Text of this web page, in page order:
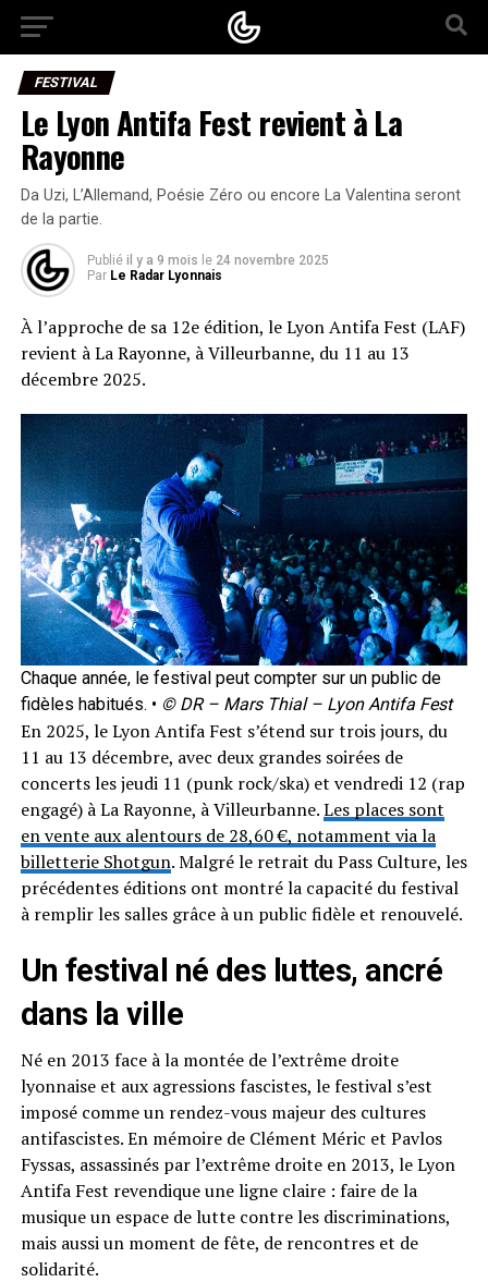
FESTIVAL
Le Lyon Antifa Fest revient à La
Rayonne
Da Uzi, L’Allemand, Poésie Zéro ou encore La Valentina seront
de la partie.
Publié il y a 9 mois le 24 novembre 2025
Par Le Radar Lyonnais
À l’approche de sa 12e édition, le Lyon Antifa Fest (LAF)
revient à La Rayonne, à Villeurbanne, du 11 au 13
décembre 2025.
Chaque année, le festival peut compter sur un public de
fidèles habitués. • © DR – Mars Thial – Lyon Antifa Fest
En 2025, le Lyon Antifa Fest s’étend sur trois jours, du
11 au 13 décembre, avec deux grandes soirées de
concerts les jeudi 11 (punk rock/ska) et vendredi 12 (rap
engagé) à La Rayonne, à Villeurbanne.Les places sont
en vente aux alentours de 28,60 €, notamment via la
billetterie Shotgun. Malgré le retrait du Pass Culture, les
précédentes éditions ont montré la capacité du festival
à remplir les salles grâce à un public fidèle et renouvelé.
Un festival né des luttes, ancré
dans la ville
Né en 2013 face à la montée de l’extrême droite
lyonnaise et aux agressions fascistes, le festival s’est
imposé comme un rendez-vous majeur des cultures
antifascistes. En mémoire de Clément Méric et Pavlos
Fyssas, assassinés par l’extrême droite en 2013, le Lyon
Antifa Fest revendique une ligne claire : faire de la
musique un espace de lutte contre les discriminations,
mais aussi un moment de fête, de rencontres et de
solidarité.